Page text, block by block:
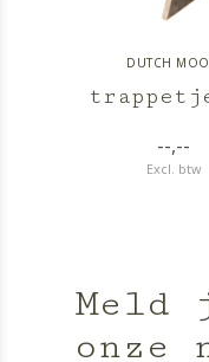
DUTCH
--,--
Excl. btw
Meld
onze